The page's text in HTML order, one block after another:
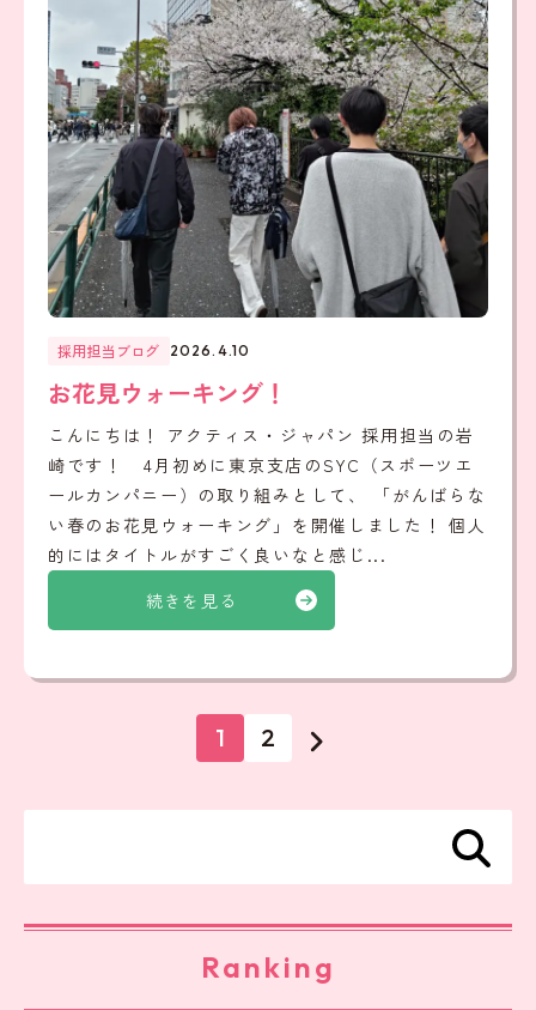
続きを見る
採用担当ブログ 2026.4.10
お花見ウォーキング！
こんにちは！ アクティス・ジャパン 採用担当の岩
崎です！ 4月初めに東京支店のSYC（スポーツエ
ールカンパニー）の取り組みとして、 「がんばらな
い春のお花見ウォーキング」を開催しました！ 個人
的にはタイトルがすごく良いなと感じ...
1 2
Ranking